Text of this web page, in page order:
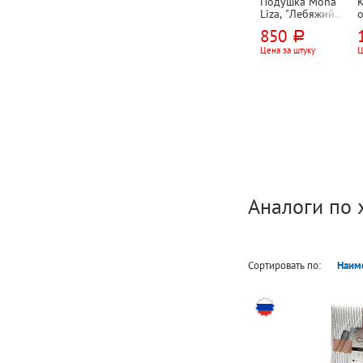
Liza, "Лебяжий
искусственный
тик
850 руб.
Цена за штуку
Аналоги по
Сортировать по: